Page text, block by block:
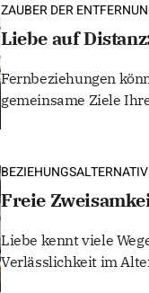
ZAUBER DER
Liebe auf
Fernbeziehungen
gemeinsame Ziele
Freie
Liebe kennt viele
Verlässlichkeit im